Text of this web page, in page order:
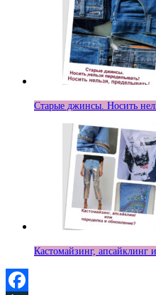
Старые джинсы. Носить
Кастомайзинг, апсайклинг